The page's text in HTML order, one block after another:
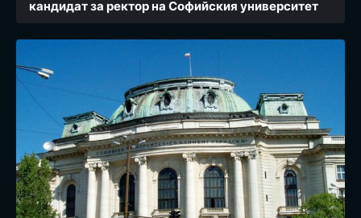
кандидат за ректор на Софийския университет